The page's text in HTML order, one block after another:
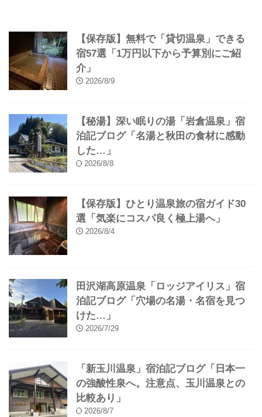
【保存版】無料で「貸切温泉」できる
宿57選「1万円以下から予算別にご紹
介」
2026/8/9
【秘湯】深い眠りの湯「岩倉温泉」宿
泊記ブログ「名湯と秋田の食材に感動
した…」
2026/8/8
【保存版】ひとり温泉旅の宿ガイド30
選「気楽にコスパ良く極上湯へ」
2026/8/4
田沢湖高原温泉「ロッジアイリス」宿
泊記ブログ「穴場の名湯・名宿を見つ
けた…」
2026/7/29
「新玉川温泉」宿泊記ブログ「日本一
の強酸性泉へ。注意点、玉川温泉との
比較あり」
2026/8/7